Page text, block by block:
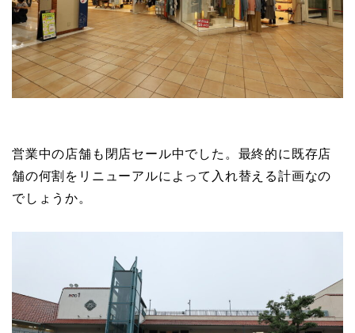
営業中の店舗も閉店セール中でした。最終的に既存店
舗の何割をリニューアルによって入れ替える計画なの
でしょうか。